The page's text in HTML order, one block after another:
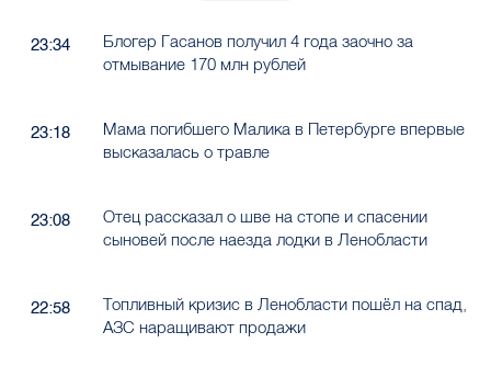
23:34
Блогер Гасанов получил 4 года заочно за
отмывание 170 млн рублей
23:18
Мама погибшего Малика в Петербурге впервые
высказалась о травле
23:08
Отец рассказал о шве на стопе и спасении
сыновей после наезда лодки в Ленобласти
22:58
Топливный кризис в Ленобласти пошёл на спад,
АЗС наращивают продажи